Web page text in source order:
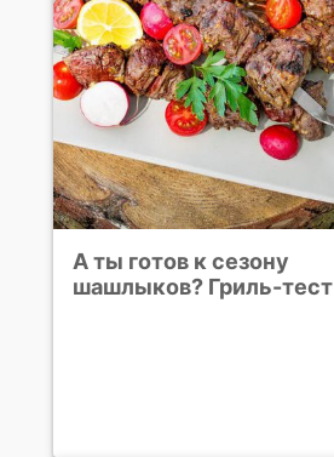
А ты готов к сезону
шашлыков? Гриль-тест